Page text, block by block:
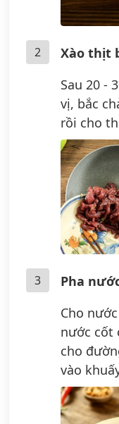
2
Xào thịt
Sau 20 -
vị, bắc
rồi cho
3
Pha
Cho
nước cốt
cho
vào